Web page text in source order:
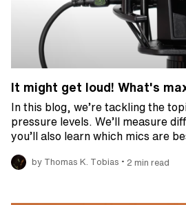
It might get loud! What's
In this blog, we’re tackling the
pressure levels. We’ll measure
you’ll also learn which mics are
by Thomas K. Tobias • 2 min read